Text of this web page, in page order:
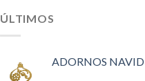
ÚLTIMOS
ADORNOS